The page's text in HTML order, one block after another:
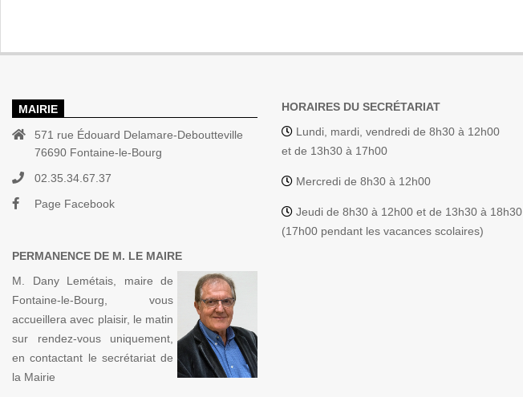
MAIRIE
571 rue Édouard Delamare-Deboutteville
76690 Fontaine-le-Bourg
02.35.34.67.37
Page Facebook
PERMANENCE DE M. LE MAIRE
M. Dany Lemétais, maire de
Fontaine-le-Bourg, vous
accueillera avec plaisir, le matin
sur rendez-vous uniquement,
en contactant le secrétariat de
la Mairie
HORAIRES DU SECRÉTARIAT
Lundi, mardi, vendredi de 8h30 à 12h00
et de 13h30 à 17h00
Mercredi de 8h30 à 12h00
Jeudi de 8h30 à 12h00 et de 13h30 à 18h30
(17h00 pendant les vacances scolaires)